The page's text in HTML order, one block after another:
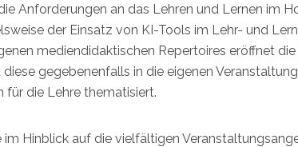
Anforderungen an das Lehren und Lernen im
der Einsatz von KI-Tools im Lehr- und
mediendidaktischen Repertoires eröffnet
gegebenenfalls in die eigenen
für die Lehre thematisiert.
Hinblick auf die vielfältigen